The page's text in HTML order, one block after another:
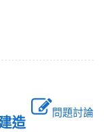
問題討論
造